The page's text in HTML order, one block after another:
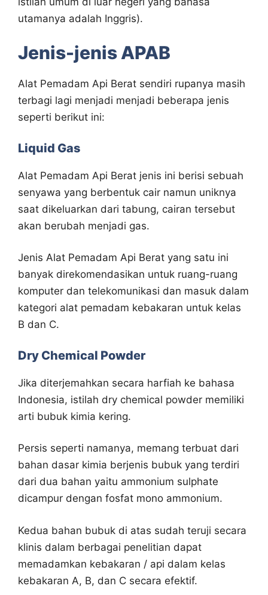
utamanya adalah Inggris).
Jenis-jenis APAB
Alat Pemadam Api Berat sendiri rupanya masih
terbagi lagi menjadi menjadi beberapa jenis
seperti berikut ini:
Liquid Gas
Alat Pemadam Api Berat jenis ini berisi sebuah
senyawa yang berbentuk cair namun uniknya
saat dikeluarkan dari tabung, cairan tersebut
akan berubah menjadi gas.
Jenis Alat Pemadam Api Berat yang satu ini
banyak direkomendasikan untuk ruang-ruang
komputer dan telekomunikasi dan masuk dalam
kategori alat pemadam kebakaran untuk kelas
B dan C.
Dry Chemical Powder
Jika diterjemahkan secara harfiah ke bahasa
Indonesia, istilah dry chemical powder memiliki
arti bubuk kimia kering.
Persis seperti namanya, memang terbuat dari
bahan dasar kimia berjenis bubuk yang terdiri
dari dua bahan yaitu ammonium sulphate
dicampur dengan fosfat mono ammonium.
Kedua bahan bubuk di atas sudah teruji secara
klinis dalam berbagai penelitian dapat
memadamkan kebakaran / api dalam kelas
kebakaran A, B, dan C secara efektif.